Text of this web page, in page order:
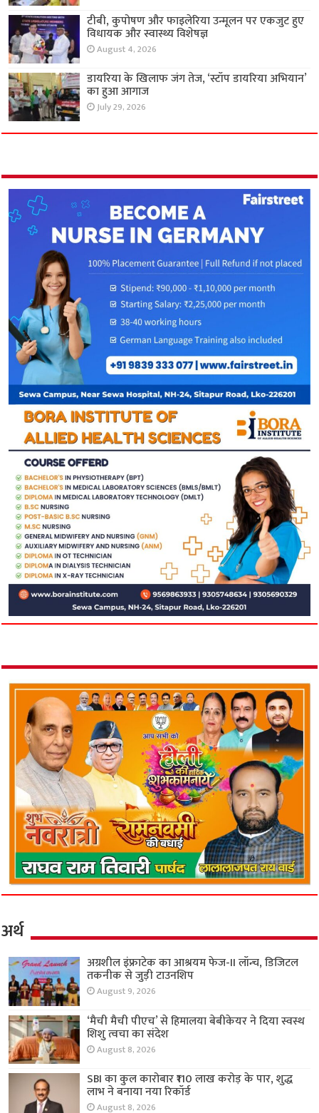
टीबी, कुपोषण और फाइलेरिया उन्मूलन पर एकजुट हुए
विधायक और स्वास्थ्य विशेषज्ञ
August 4, 2026
डायरिया के खिलाफ जंग तेज, ‘स्टॉप डायरिया अभियान’
का हुआ आगाज
July 29, 2026
अर्थ
अग्रशील इंफ्राटेक का आश्रयम फेज-II लॉन्च, डिजिटल
तकनीक से जुड़ी टाउनशिप
August 9, 2026
‘मैची मैची पीएच’ से हिमालया बेबीकेयर ने दिया स्वस्थ
शिशु त्वचा का संदेश
August 8, 2026
SBI का कुल कारोबार ₹110 लाख करोड़ के पार, शुद्ध
लाभ ने बनाया नया रिकॉर्ड
August 8, 2026